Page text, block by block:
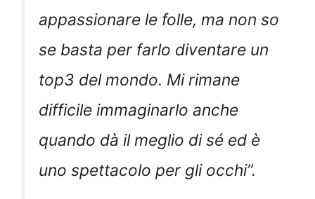
appassionare le folle, ma non so
se basta per farlo diventare un
top3 del mondo. Mi rimane
difficile immaginarlo anche
quando dà il meglio di sé ed è
uno spettacolo per gli occhi”.